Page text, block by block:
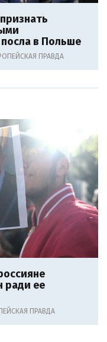
в Польше
ПРАВДА
ради ее
ПРАВДА